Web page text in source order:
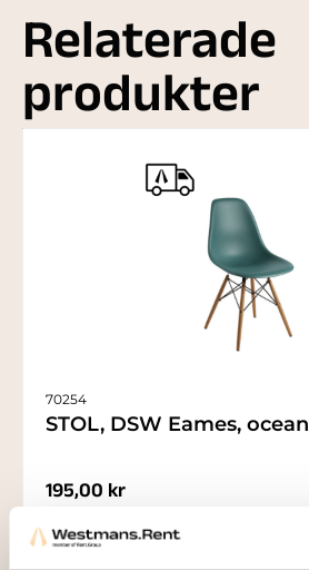
Relaterade
produkter
70254
STOL, DSW Eames, ocean
195,00 kr
Lägg till i varukorg